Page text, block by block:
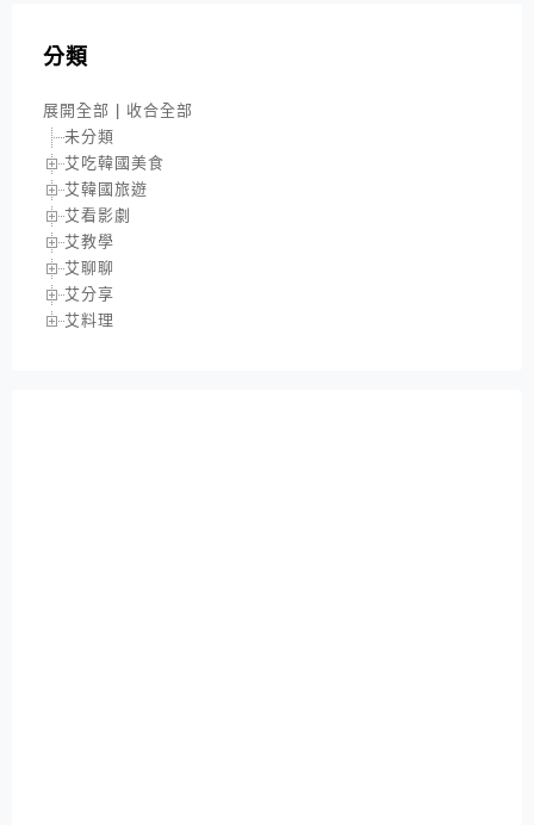
分類
展開全部
收合全部
未分類
艾吃韓國美食
艾韓國旅遊
艾看影劇
艾教學
艾聊聊
艾分享
艾料理